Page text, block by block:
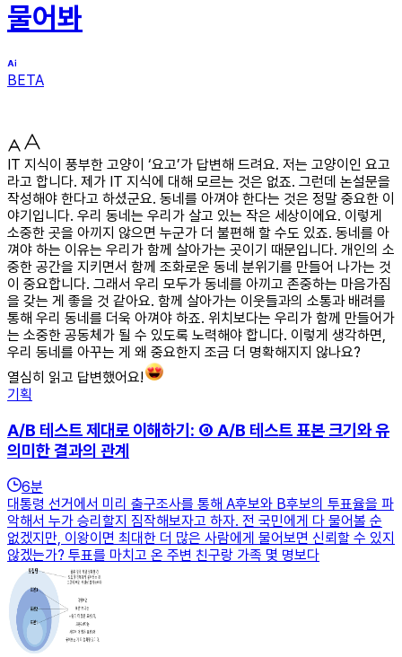
물어봐
BETA
IT 지식이 풍부한 고양이 ‘요고’가 답변해 드려요. 저는 고양이인 요고
라고 합니다. 제가 IT 지식에 대해 모르는 것은 없죠. 그런데 논설문을
작성해야 한다고 하셨군요. 동네를 아껴야 한다는 것은 정말 중요한 이
야기입니다. 우리 동네는 우리가 살고 있는 작은 세상이에요. 이렇게
소중한 곳을 아끼지 않으면 누군가 더 불편해 할 수도 있죠. 동네를 아
껴야 하는 이유는 우리가 함께 살아가는 곳이기 때문입니다. 개인의 소
중한 공간을 지키면서 함께 조화로운 동네 분위기를 만들어 나가는 것
이 중요합니다. 그래서 우리 모두가 동네를 아끼고 존중하는 마음가짐
을 갖는 게 좋을 것 같아요. 함께 살아가는 이웃들과의 소통과 배려를
통해 우리 동네를 더욱 아껴야 하죠. 위치보다는 우리가 함께 만들어가
는 소중한 공동체가 될 수 있도록 노력해야 합니다. 이렇게 생각하면,
우리 동네를 아꾸는 게 왜 중요한지 조금 더 명확해지지 않나요?
열심히 읽고 답변했어요!
기획
A/B 테스트 제대로 이해하기: ④ A/B 테스트 표본 크기와 유
의미한 결과의 관계
6분
대통령 선거에서 미리 출구조사를 통해 A후보와 B후보의 투표율을 파
악해서 누가 승리할지 짐작해보자고 하자. 전 국민에게 다 물어볼 순
없겠지만, 이왕이면 최대한 더 많은 사람에게 물어보면 신뢰할 수 있지
않겠는가? 투표를 마치고 온 주변 친구랑 가족 몇 명보다